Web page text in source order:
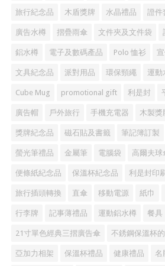
旅行紀念品 木盾獎牌 水晶禮品 證件
廣告水樽 摺疊雨傘 文件夾及文件袋
鋁水樽 電子及數碼產品 Polo 恤衫
文具紀念品 派對用品 環保頸繩 運動
Cube Mug promotional gift 利是封
廣告帽 戶外旅行 手機充電器 木製獎
獎牌紀念品 磁石貼及書籤 筆記簿訂製
螢光筆禮品 金屬筆 電腦袋 高爾夫球
便條紙紀念品 保溫杯紀念品 利是封印刷
旅行插頭轉換 直傘 移動電源 紙巾
行李牌 記事薄禮品 運動鋁水樽 餐具
21寸單色經典三摺廣告傘 不銹鋼保溫杯
亞加力相架 保溫杯禮品 健康禮品 名